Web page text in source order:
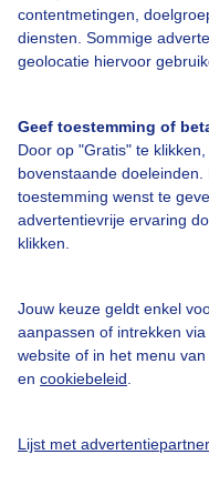
contentmetingen,
diensten. Sommige
geolocatie hiervoor
Geef toestemming of
Door op "Gratis" te
bovenstaande
toestemming wenst te
advertentievrije ervaring
klikken.
Jouw keuze geldt enkel
aanpassen of intrekken
website of in het menu
en cookiebeleid
Lijst met
Bedrijfsgegevens
Veelgestelde vragen
Contact
Adverteren
Buienradar Team
Cookie beleid